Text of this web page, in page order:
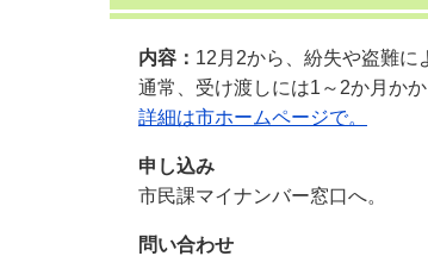
内容： 12月2から、紛失や盗難に
通常、受け渡しには1～2か月か
詳細は市ホームページで。
申し込み
市民課マイナンバー窓口へ。
問い合わせ